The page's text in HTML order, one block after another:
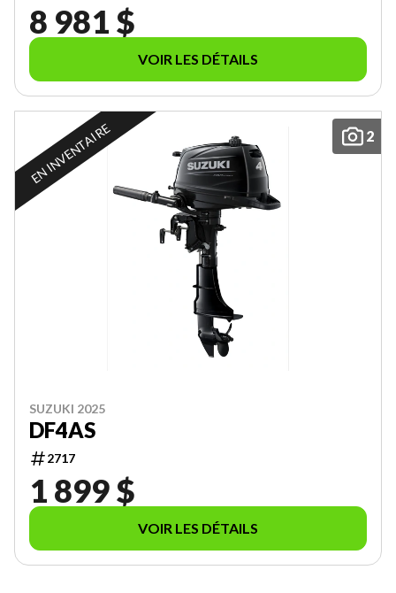
8 981 $
VOIR LES DÉTAILS
2
EN INVENTAIRE
SUZUKI 2025
DF4AS
2717
1 899 $
VOIR LES DÉTAILS